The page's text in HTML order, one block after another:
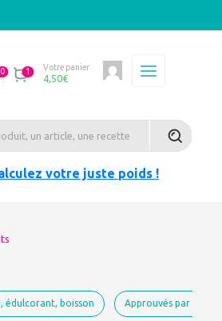
0 1 Votre panier
4,50€
votre juste poids !
édulcorant, boisson Approuvés par Dukan